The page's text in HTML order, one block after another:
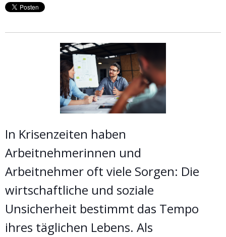
In Krisenzeiten haben
Arbeitnehmerinnen und
Arbeitnehmer oft viele Sorgen: Die
wirtschaftliche und soziale
Unsicherheit bestimmt das Tempo
ihres täglichen Lebens. Als